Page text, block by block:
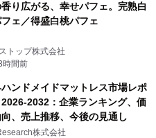
り広がる、幸せパフェ。完熟白
ェ／得盛白桃パフェ
トップ株式会社
時間前
ンドメイドマットレス市場レポ
2026-2032：企業ランキング、価
、売上推移、今後の見通し
株式会社